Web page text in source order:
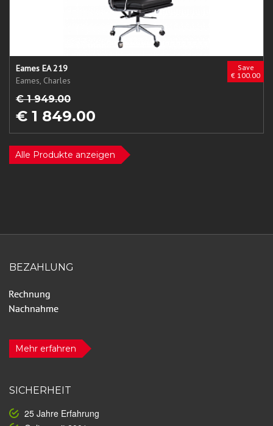
Save
€ 100.00
Eames EA 219
Eames, Charles
€ 1 949.00
€ 1 849.00
Alle Produkte anzeigen
BEZAHLUNG
Mehr erfahren
SICHERHEIT
25 Jahre Erfahrung